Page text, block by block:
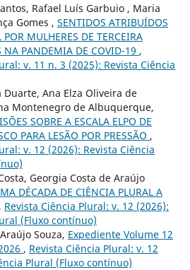
Rafael Luís Garbuio , Maria
Gomes , SENTIDOS ATRIBUÍDOS
MULHERES DE TERCEIRA
NA PANDEMIA DE COVID-19 ,
v. 11 n. 3 (2025): Revista Ciência
Duarte, Ana Elza Oliveira de
Montenegro de Albuquerque,
SOBRE A ESCALA ELPO DE
PARA LESÃO POR PRESSÃO ,
v. 12 (2026): Revista Ciência
Georgia Costa de Araújo
DÉCADA DE CIÊNCIA PLURAL A
, Revista Ciência Plural: v. 12 (2026):
(Fluxo contínuo)
Souza, Expediente Volume 12
, Revista Ciência Plural: v. 12
Plural (Fluxo contínuo)